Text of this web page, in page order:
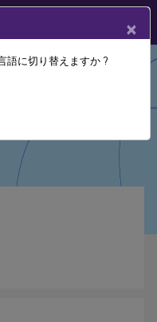
×
語に切り替えますか ?